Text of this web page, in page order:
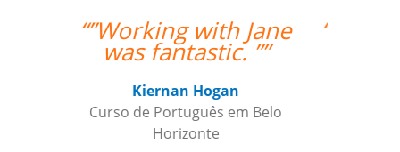
“”I am very happy with
Jane, I love our
Roland Tschanz
Curso de em Belo Horizonte